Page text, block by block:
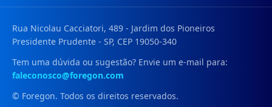
Rua Nicolau Cacciatori, 489 - Jardim dos Pioneiros
Presidente Prudente - SP, CEP 19050-340
Tem uma dúvida ou sugestão? Envie um e-mail para:
faleconosco@foregon.com
© Foregon. Todos os direitos reservados.